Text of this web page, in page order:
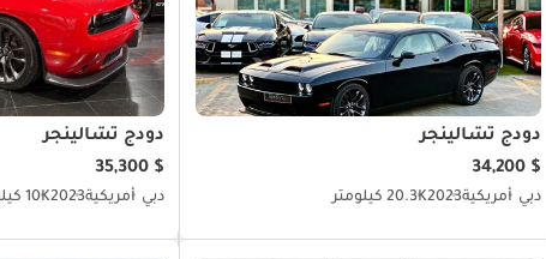
دودج تشالينجر
$ 34,200
دبي أمريكية202320.3K كيلومتر
دودج تشالينجر
$ 35,300
دبي أمريكية202310K كيلومتر